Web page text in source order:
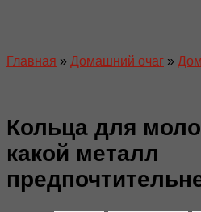
Главная » Домашний очаг »
Кольца для
какой металл